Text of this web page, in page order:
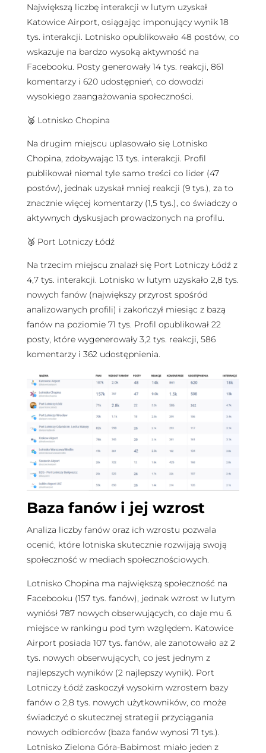
Największą liczbę interakcji w lutym uzyskał
Katowice Airport, osiągając imponujący wynik 18
tys. interakcji. Lotnisko opublikowało 48 postów, co
wskazuje na bardzo wysoką aktywność na
Facebooku. Posty generowały 14 tys. reakcji, 861
komentarzy i 620 udostępnień, co dowodzi
wysokiego zaangażowania społeczności.
🥈 Lotnisko Chopina
Na drugim miejscu uplasowało się Lotnisko
Chopina, zdobywając 13 tys. interakcji. Profil
publikował niemal tyle samo treści co lider (47
postów), jednak uzyskał mniej reakcji (9 tys.), za to
znacznie więcej komentarzy (1,5 tys.), co świadczy o
aktywnych dyskusjach prowadzonych na profilu.
🥉 Port Lotniczy Łódź
Na trzecim miejscu znalazł się Port Lotniczy Łódź z
4,7 tys. interakcji. Lotnisko w lutym uzyskało 2,8 tys.
nowych fanów (największy przyrost spośród
analizowanych profili) i zakończył miesiąc z bazą
fanów na poziomie 71 tys. Profil opublikował 22
posty, które wygenerowały 3,2 tys. reakcji, 586
komentarzy i 362 udostępnienia.
Baza fanów i jej wzrost
Analiza liczby fanów oraz ich wzrostu pozwala
ocenić, które lotniska skutecznie rozwijają swoją
społeczność w mediach społecznościowych.
Lotnisko Chopina ma największą społeczność na
Facebooku (157 tys. fanów), jednak wzrost w lutym
wyniósł 787 nowych obserwujących, co daje mu 6.
miejsce w rankingu pod tym względem. Katowice
Airport posiada 107 tys. fanów, ale zanotowało aż 2
tys. nowych obserwujących, co jest jednym z
najlepszych wyników (2 najlepszy wynik). Port
Lotniczy Łódź zaskoczył wysokim wzrostem bazy
fanów o 2,8 tys. nowych użytkowników, co może
świadczyć o skutecznej strategii przyciągania
nowych odbiorców (baza fanów wynosi 71 tys.).
Lotnisko Zielona Góra-Babimost miało jeden z